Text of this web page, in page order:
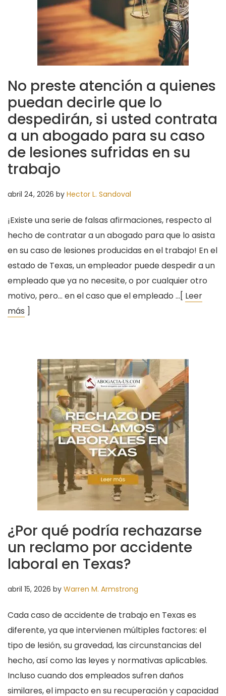
No preste atención a quienes
puedan decirle que lo
despedirán, si usted contrata
a un abogado para su caso
de lesiones sufridas en su
trabajo
abril 24, 2026 by Hector L. Sandoval
¡Existe una serie de falsas afirmaciones, respecto al
hecho de contratar a un abogado para que lo asista
en su caso de lesiones producidas en el trabajo! En el
estado de Texas, un empleador puede despedir a un
empleado que ya no necesite, o por cualquier otro
motivo, pero… en el caso que el empleado …[ Leer
más ]
¿Por qué podría rechazarse
un reclamo por accidente
laboral en Texas?
abril 15, 2026 by Warren M. Armstrong
Cada caso de accidente de trabajo en Texas es
diferente, ya que intervienen múltiples factores: el
tipo de lesión, su gravedad, las circunstancias del
hecho, así como las leyes y normativas aplicables.
Incluso cuando dos empleados sufren daños
similares, el impacto en su recuperación y capacidad